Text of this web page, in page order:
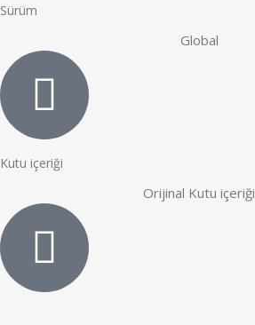
Sürüm
Global
Kutu içeriği
Orijinal Kutu içeriği